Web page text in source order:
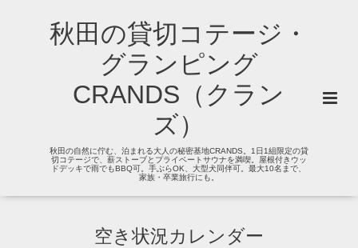
秋田の貸切コテージ・
グランピング
CRANDS（クラン
ズ）
秋田の自然に佇む、泊まれる大人の秘密基地CRANDS。1日1組限定の貸
切コテージで、薪ストーブとプライベートサウナを満喫。屋根付きウッ
ドデッキで雨でもBBQ可。手ぶらOK、大型犬同伴可。最大10名まで、
家族・卒業旅行にも。
空き状況カレンダー